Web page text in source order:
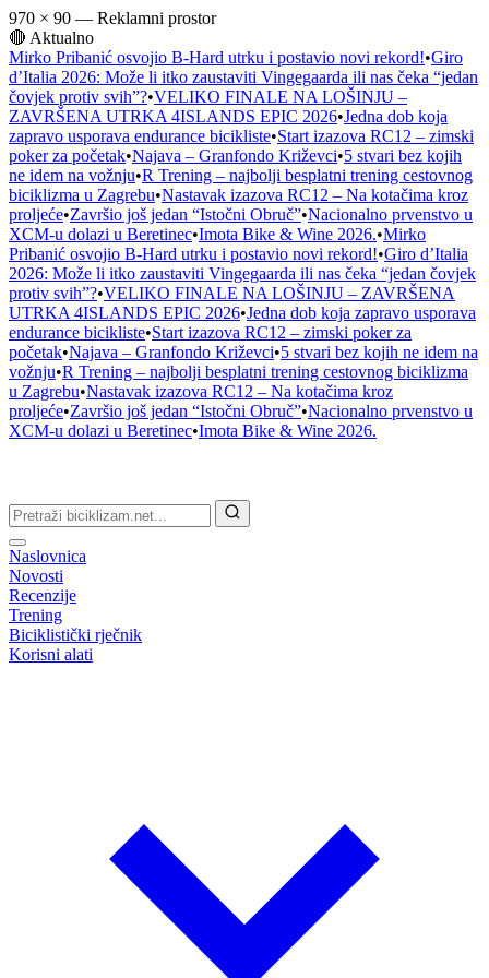
970 × 90 — Reklamni prostor
🔴 Aktualno
Mirko Pribanić osvojio B-Hard utrku i postavio novi rekord!•Giro
d’Italia 2026: Može li itko zaustaviti Vingegaarda ili nas čeka “jedan
čovjek protiv svih”?•VELIKO FINALE NA LOŠINJU –
ZAVRŠENA UTRKA 4ISLANDS EPIC 2026•Jedna dob koja
zapravo usporava endurance bicikliste•Start izazova RC12 – zimski
poker za početak•Najava – Granfondo Križevci•5 stvari bez kojih
ne idem na vožnju•R Trening – najbolji besplatni trening cestovnog
biciklizma u Zagrebu•Nastavak izazova RC12 – Na kotačima kroz
proljeće•Završio još jedan “Istočni Obruč”•Nacionalno prvenstvo u
XCM-u dolazi u Beretinec•Imota Bike & Wine 2026.•Mirko
Pribanić osvojio B-Hard utrku i postavio novi rekord!•Giro d’Italia
2026: Može li itko zaustaviti Vingegaarda ili nas čeka “jedan čovjek
protiv svih”?•VELIKO FINALE NA LOŠINJU – ZAVRŠENA
UTRKA 4ISLANDS EPIC 2026•Jedna dob koja zapravo usporava
endurance bicikliste•Start izazova RC12 – zimski poker za
početak•Najava – Granfondo Križevci•5 stvari bez kojih ne idem na
vožnju•R Trening – najbolji besplatni trening cestovnog biciklizma
u Zagrebu•Nastavak izazova RC12 – Na kotačima kroz
proljeće•Završio još jedan “Istočni Obruč”•Nacionalno prvenstvo u
XCM-u dolazi u Beretinec•Imota Bike & Wine 2026.
Naslovnica
Novosti
Recenzije
Trening
Biciklistički rječnik
Korisni alati